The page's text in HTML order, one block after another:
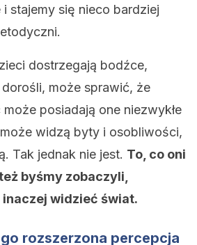
stajemy się nieco bardziej
dostrzegają bodźce,
może sprawić, że
posiadają one niezwykłe
widzą byty i osobliwości,
Tak jednak nie jest. To, co oni
byśmy zobaczyli,
widzieć świat.
rozszerzona percepcja